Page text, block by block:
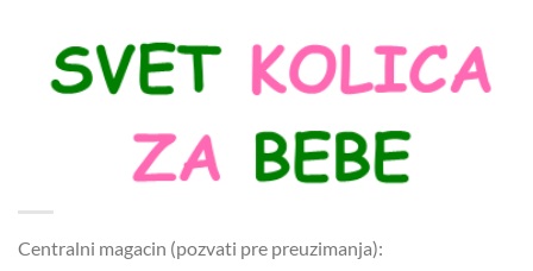
Centralni magacin (pozvati pre preuzimanja):